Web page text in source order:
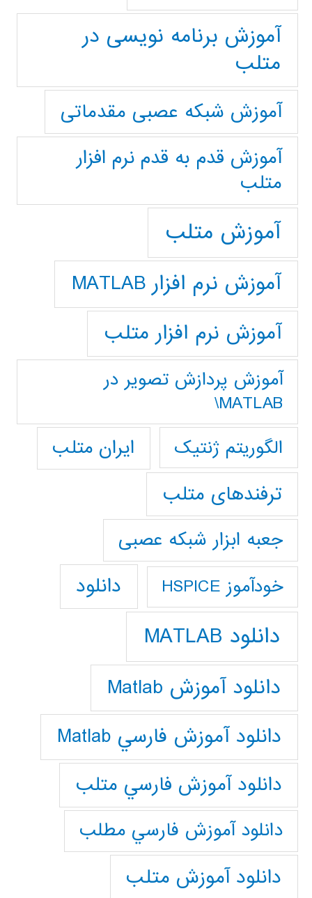
آموزش برنامه نویسی در
متلب
آموزش شبکه عصبی مقدماتی
آموزش قدم به قدم نرم افزار
متلب
آموزش متلب
آموزش نرم افزار MATLAB
آموزش نرم افزار متلب
آموزش پردازش تصوير در
MATLAB\
الگوریتم ژنتیک
ایران متلب
ترفندهای متلب
جعبه ابزار شبکه عصبی
خودآموز HSPICE دانلود
دانلود MATLAB
دانلود آموزش Matlab
دانلود آموزش فارسي Matlab
دانلود آموزش فارسي متلب
دانلود آموزش فارسي مطلب
دانلود آموزش متلب